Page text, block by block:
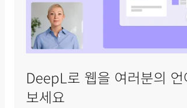
DeepL로 웹을 여러분의
보세요